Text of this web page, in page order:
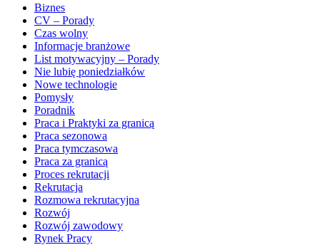
Biznes
CV – Porady
Czas wolny
Informacje branżowe
List motywacyjny – Porady
Nie lubię poniedziałków
Nowe technologie
Pomysły
Poradnik
Praca i Praktyki za granicą
Praca sezonowa
Praca tymczasowa
Praca za granicą
Proces rekrutacji
Rekrutacja
Rozmowa rekrutacyjna
Rozwój
Rozwój zawodowy
Rynek Pracy